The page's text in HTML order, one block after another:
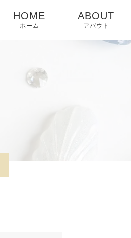
HOME
ホーム
ABOUT
アバウト